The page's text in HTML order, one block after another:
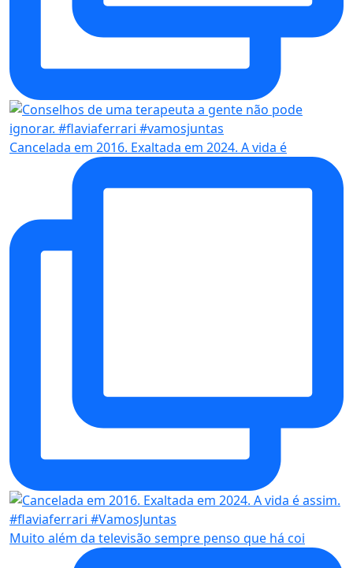
Cancelada em 2016. Exaltada em 2024. A vida é
Muito além da televisão sempre penso que há coi